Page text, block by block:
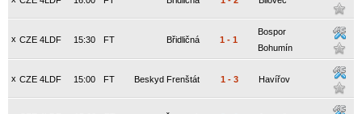
x CZE 4LDF FT
15:30 Břidličná 1 - 1
Bospor
Bohumín
x CZE 4LDF FT
15:00 Beskyd Frenštát 1 - 3 Havířov